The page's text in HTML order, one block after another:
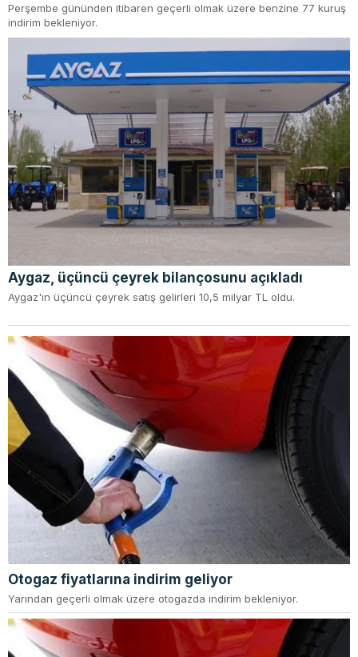
Perşembe gününden itibaren geçerli olmak üzere benzine 77 kuruş
indirim bekleniyor.
Aygaz, üçüncü çeyrek bilançosunu açıkladı
Aygaz'ın üçüncü çeyrek satış gelirleri 10,5 milyar TL oldu.
Otogaz fiyatlarına indirim geliyor
Yarından geçerli olmak üzere otogazda indirim bekleniyor.